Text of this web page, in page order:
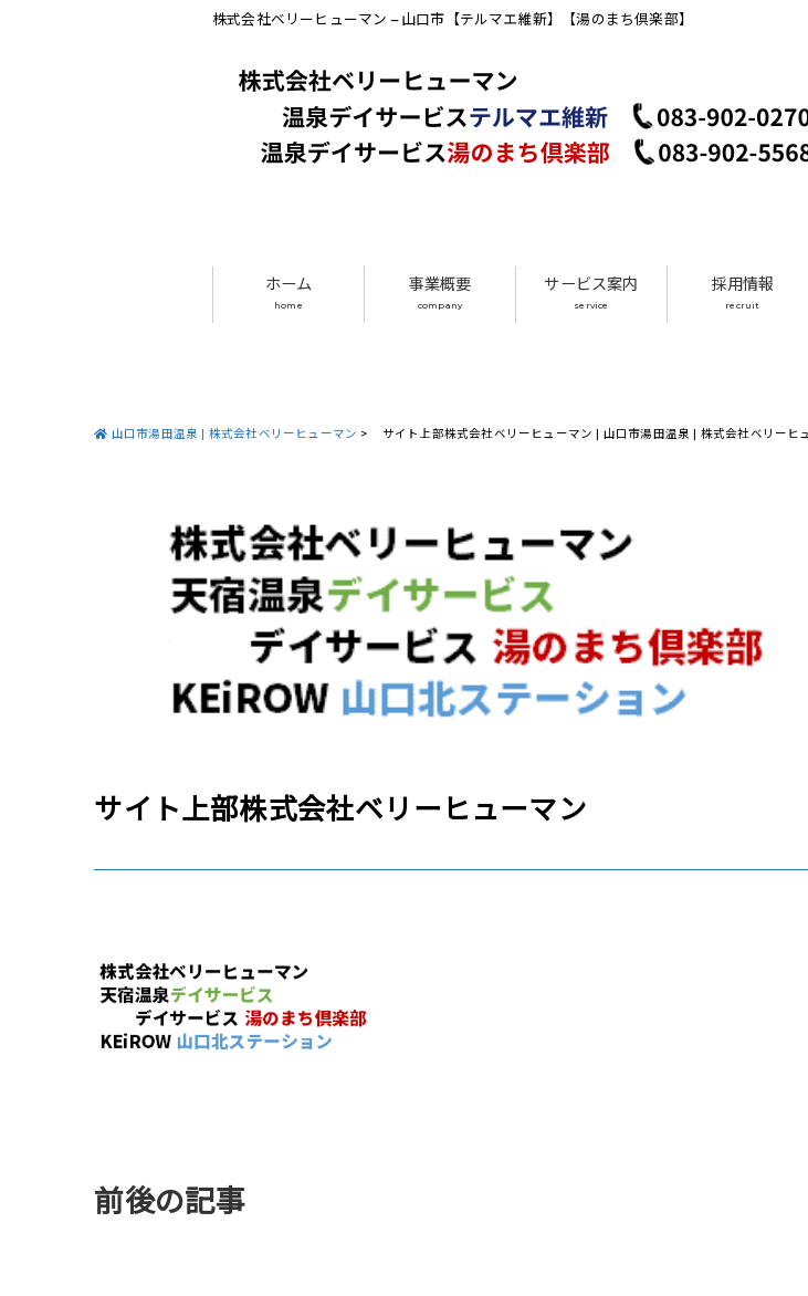
株式会社ベリーヒューマン – 山口市【テルマエ維新】【湯のまち倶楽部】
ホーム
home
事業概要
company
サービス案内
service
採用情報
recruit
山口市湯田温泉 | 株式会社ベリーヒューマン > サイト上部株式会社ベリーヒューマン | 山口市湯田温泉 | 株式会社ベリーヒ
サイト上部株式会社ベリーヒューマン
前後の記事